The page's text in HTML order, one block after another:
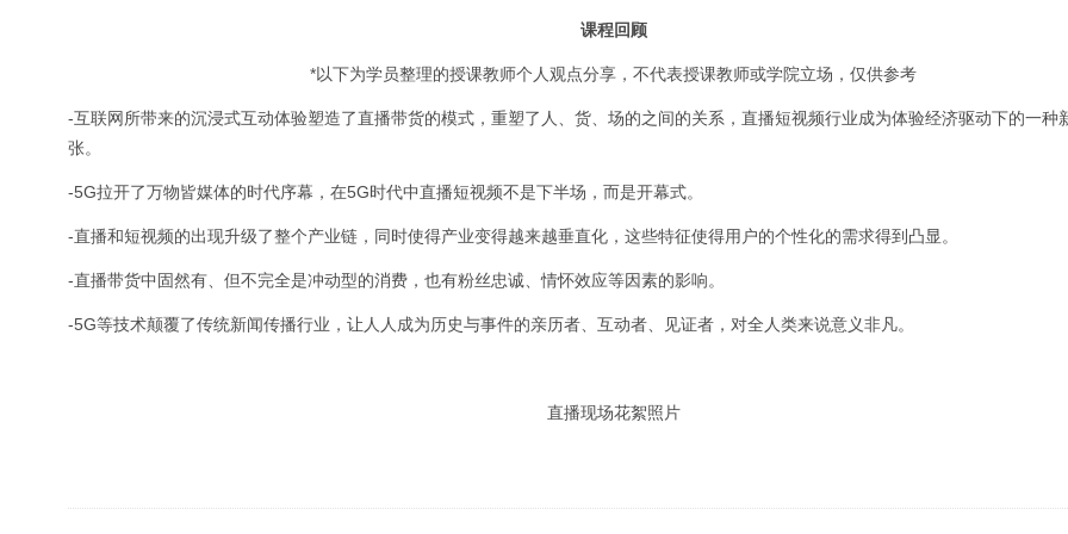
课程回顾
*以下为学员整理的授课教师个人观点分享，不代表授课教师或学院立场，仅供参考
-互联网所带来的沉浸式互动体验塑造了直播带货的模式，重塑了人、货、场的之间的关系，直播短视频行业成为体验经济驱动下的一种
张。
-5G拉开了万物皆媒体的时代序幕，在5G时代中直播短视频不是下半场，而是开幕式。
-直播和短视频的出现升级了整个产业链，同时使得产业变得越来越垂直化，这些特征使得用户的个性化的需求得到凸显。
-直播带货中固然有、但不完全是冲动型的消费，也有粉丝忠诚、情怀效应等因素的影响。
-5G等技术颠覆了传统新闻传播行业，让人人成为历史与事件的亲历者、互动者、见证者，对全人类来说意义非凡。
直播现场花絮照片